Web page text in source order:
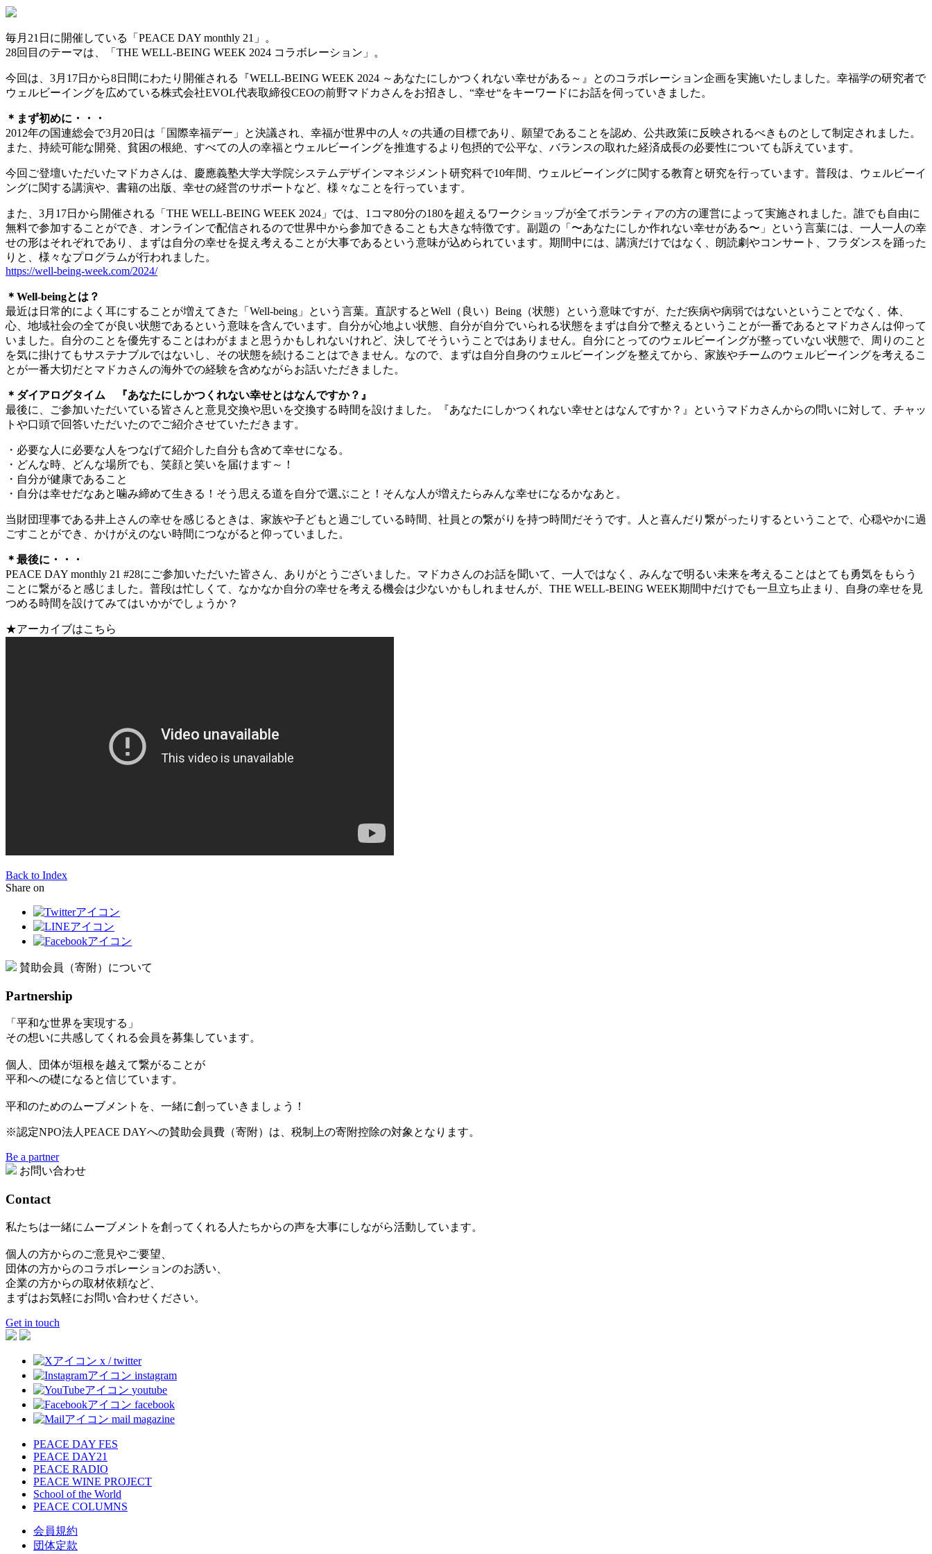
毎月21日に開催している「PEACE DAY monthly 21」。
28回目のテーマは、「THE WELL-BEING WEEK 2024 コラボレーション」。
今回は、3月17日から8日間にわたり開催される『WELL-BEING WEEK 2024 ～あなたにしかつくれない幸せがある～』とのコラボレーション企画を実施いたしました。幸福学の研究者で
ウェルビーイングを広めている株式会社EVOL代表取締役CEOの前野マドカさんをお招きし、“幸せ“をキーワードにお話を伺っていきました。
＊まず初めに・・・
2012年の国連総会で3月20日は「国際幸福デー」と決議され、幸福が世界中の人々の共通の目標であり、願望であることを認め、公共政策に反映されるべきものとして制定されました。
また、持続可能な開発、貧困の根絶、すべての人の幸福とウェルビーイングを推進するより包摂的で公平な、バランスの取れた経済成長の必要性についても訴えています。
今回ご登壇いただいたマドカさんは、慶應義塾大学大学院システムデザインマネジメント研究科で10年間、ウェルビーイングに関する教育と研究を行っています。普段は、ウェルビーイ
ングに関する講演や、書籍の出版、幸せの経営のサポートなど、様々なことを行っています。
また、3月17日から開催される「THE WELL-BEING WEEK 2024」では、1コマ80分の180を超えるワークショップが全てボランティアの方の運営によって実施されました。誰でも自由に
無料で参加することができ、オンラインで配信されるので世界中から参加できることも大きな特徴です。副題の「〜あなたにしか作れない幸せがある〜」という言葉には、一人一人の幸
せの形はそれぞれであり、まずは自分の幸せを捉え考えることが大事であるという意味が込められています。期間中には、講演だけではなく、朗読劇やコンサート、フラダンスを踊った
りと、様々なプログラムが行われました。
https://well-being-week.com/2024/
＊Well-beingとは？
最近は日常的によく耳にすることが増えてきた「Well-being」という言葉。直訳するとWell（良い）Being（状態）という意味ですが、ただ疾病や病弱ではないということでなく、体、
心、地域社会の全てが良い状態であるという意味を含んでいます。自分が心地よい状態、自分が自分でいられる状態をまずは自分で整えるということが一番であるとマドカさんは仰って
いました。自分のことを優先することはわがままと思うかもしれないけれど、決してそういうことではありません。自分にとってのウェルビーイングが整っていない状態で、周りのこと
を気に掛けてもサステナブルではないし、その状態を続けることはできません。なので、まずは自分自身のウェルビーイングを整えてから、家族やチームのウェルビーイングを考えるこ
とが一番大切だとマドカさんの海外での経験を含めながらお話いただきました。
＊ダイアログタイム 『あなたにしかつくれない幸せとはなんですか？』
最後に、ご参加いただいている皆さんと意見交換や思いを交換する時間を設けました。『あなたにしかつくれない幸せとはなんですか？』というマドカさんからの問いに対して、チャッ
トや口頭で回答いただいたのでご紹介させていただきます。
・必要な人に必要な人をつなげて紹介した自分も含めて幸せになる。
・どんな時、どんな場所でも、笑顔と笑いを届けます～！
・自分が健康であること
・自分は幸せだなあと噛み締めて生きる！そう思える道を自分で選ぶこと！そんな人が増えたらみんな幸せになるかなあと。
当財団理事である井上さんの幸せを感じるときは、家族や子どもと過ごしている時間、社員との繋がりを持つ時間だそうです。人と喜んだり繋がったりするということで、心穏やかに過
ごすことができ、かけがえのない時間につながると仰っていました。
＊最後に・・・
PEACE DAY monthly 21 #28にご参加いただいた皆さん、ありがとうございました。マドカさんのお話を聞いて、一人ではなく、みんなで明るい未来を考えることはとても勇気をもらう
ことに繋がると感じました。普段は忙しくて、なかなか自分の幸せを考える機会は少ないかもしれませんが、THE WELL-BEING WEEK期間中だけでも一旦立ち止まり、自身の幸せを見
つめる時間を設けてみてはいかがでしょうか？
★アーカイブはこちら
Back to Index
Share on
賛助会員（寄附）について
Partnership
「平和な世界を実現する」
その想いに共感してくれる会員を募集しています。
個人、団体が垣根を越えて繋がることが
平和への礎になると信じています。
平和のためのムーブメントを、一緒に創っていきましょう！
※認定NPO法人PEACE DAYへの賛助会員費（寄附）は、税制上の寄附控除の対象となります。
Be a partner
お問い合わせ
Contact
私たちは一緒にムーブメントを創ってくれる人たちからの声を大事にしながら活動しています。
個人の方からのご意見やご要望、
団体の方からのコラボレーションのお誘い、
企業の方からの取材依頼など、
まずはお気軽にお問い合わせください。
Get in touch
x / twitter
instagram
youtube
facebook
mail magazine
PEACE DAY FES
PEACE DAY21
PEACE RADIO
PEACE WINE PROJECT
School of the World
PEACE COLUMNS
会員規約
団体定款